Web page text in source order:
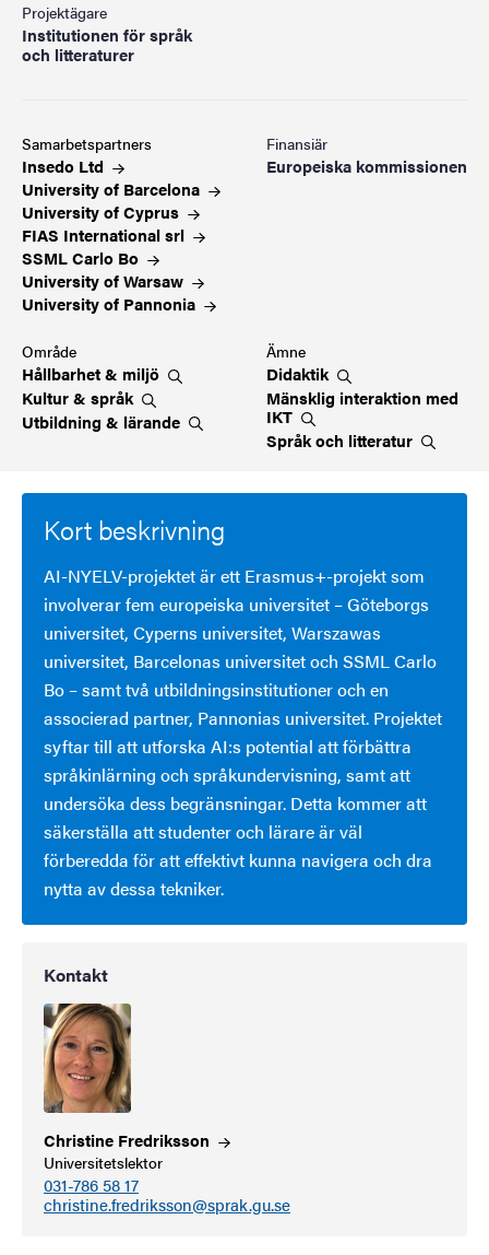
Projektägare
Institutionen för språk
och litteraturer
Samarbetspartners
Insedo Ltd
University of Barcelona
University ofCyprus
FIAS Internationalsrl
SSML Carlo Bo
University ofWarsaw
University of Pannonia
Finansiär
Europeiska kommissionen
Område
Hållbarhet & miljö
Kultur & språk
Utbildning & lärande
Ämne
Didaktik
Mänsklig interaktion med
IKT
Språk och litteratur
Kort beskrivning
AI-NYELV-projektet är ett Erasmus+-projekt som
involverar fem europeiska universitet – Göteborgs
universitet, Cyperns universitet, Warszawas
universitet, Barcelonas universitet och SSML Carlo
Bo – samt två utbildningsinstitutioner och en
associerad partner, Pannonias universitet. Projektet
syftar till att utforska AI:s potential att förbättra
språkinlärning och språkundervisning, samt att
undersöka dess begränsningar. Detta kommer att
säkerställa att studenter och lärare är väl
förberedda för att effektivt kunna navigera och dra
nytta av dessa tekniker.
Kontakt
Christine Fredriksson
Universitetslektor
031-786 58 17
christine.fredriksson@sprak.gu.se